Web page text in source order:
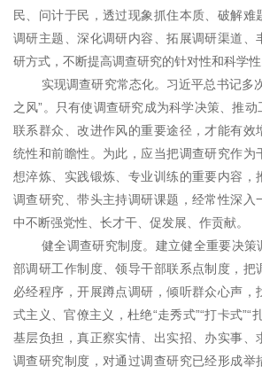
民、问计于民，透过现象抓住本质、破解难
调研主题、深化调研内容、拓展调研渠道、
研方式，不断提高调查研究的针对性和科学性
实现调查研究常态化。习近平总书记多
之风”。只有使调查研究成为科学决策、推
联系群众、改进作风的重要途径，才能有效
统性和前瞻性。为此，应当把调查研究作为
想淬炼、实践锻炼、专业训练的重要内容，
调查研究、带头主持调研课题，经常性深入
中不断强党性、长才干、促发展、作贡献。
健全调查研究制度。建立健全重要决策
部调研工作制度、领导干部联系点制度，把
必经程序，开展蹲点调研，倾听群众心声，
式主义、官僚主义，杜绝“走秀式”“打卡式”“
基层负担，真正察实情、出实招、办实事、
调查研究制度，对通过调查研究已经形成举